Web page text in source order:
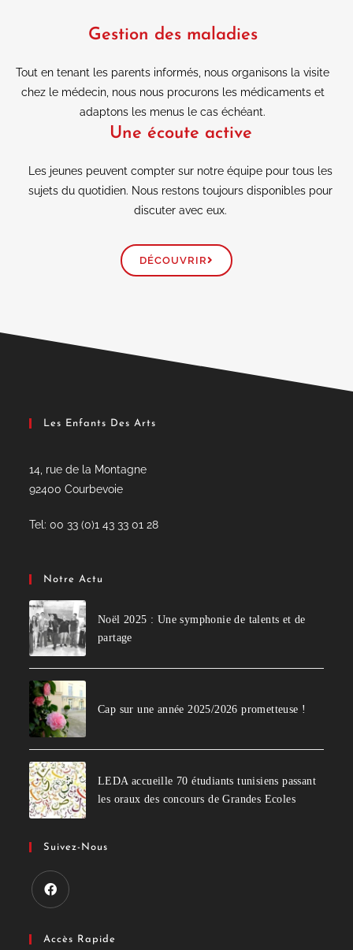
Gestion des maladies
Tout en tenant les parents informés, nous organisons la visite
chez le médecin, nous nous procurons les médicaments et
adaptons les menus le cas échéant.
Une écoute active
Les jeunes peuvent compter sur notre équipe pour tous les
sujets du quotidien. Nous restons toujours disponibles pour
discuter avec eux.
DÉCOUVRIR
Les Enfants Des Arts
14, rue de la Montagne
92400 Courbevoie
Tel: 00 33 (0)1 43 33 01 28
Notre Actu
Noël 2025 : Une symphonie de talents et de
partage
Cap sur une année 2025/2026 prometteuse !
LEDA accueille 70 étudiants tunisiens passant
les oraux des concours de Grandes Ecoles
Suivez-Nous
Accès Rapide